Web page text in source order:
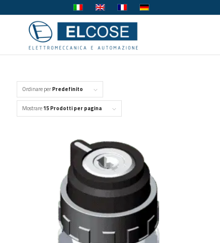
Ordinare perPredefinito
Mostrare15 Prodotti per pagina